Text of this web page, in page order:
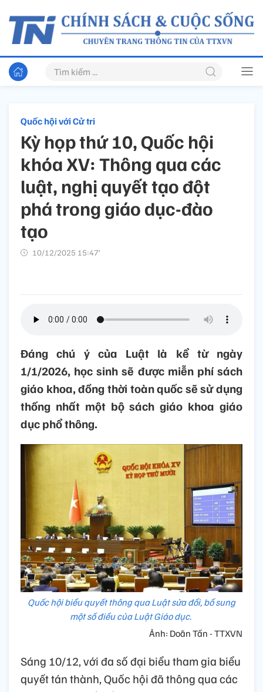
Quốc hội với Cử tri
Kỳ họp thứ 10, Quốc hội
khóa XV: Thông qua các
luật, nghị quyết tạo đột
phá trong giáo dục-đào
tạo
10/12/2025 15:47’
Đáng chú ý của Luật là kể từ ngày
1/1/2026, học sinh sẽ được miễn phí sách
giáo khoa, đồng thời toàn quốc sẽ sử dụng
thống nhất một bộ sách giáo khoa giáo
dục phổ thông.
Quốc hội biểu quyết thông qua Luật sửa đổi, bổ sung
một số điều của Luật Giáo dục.
Ảnh: Doãn Tấn - TTXVN
Sáng 10/12, với đa số đại biểu tham gia biểu
quyết tán thành, Quốc hội đã thông qua các